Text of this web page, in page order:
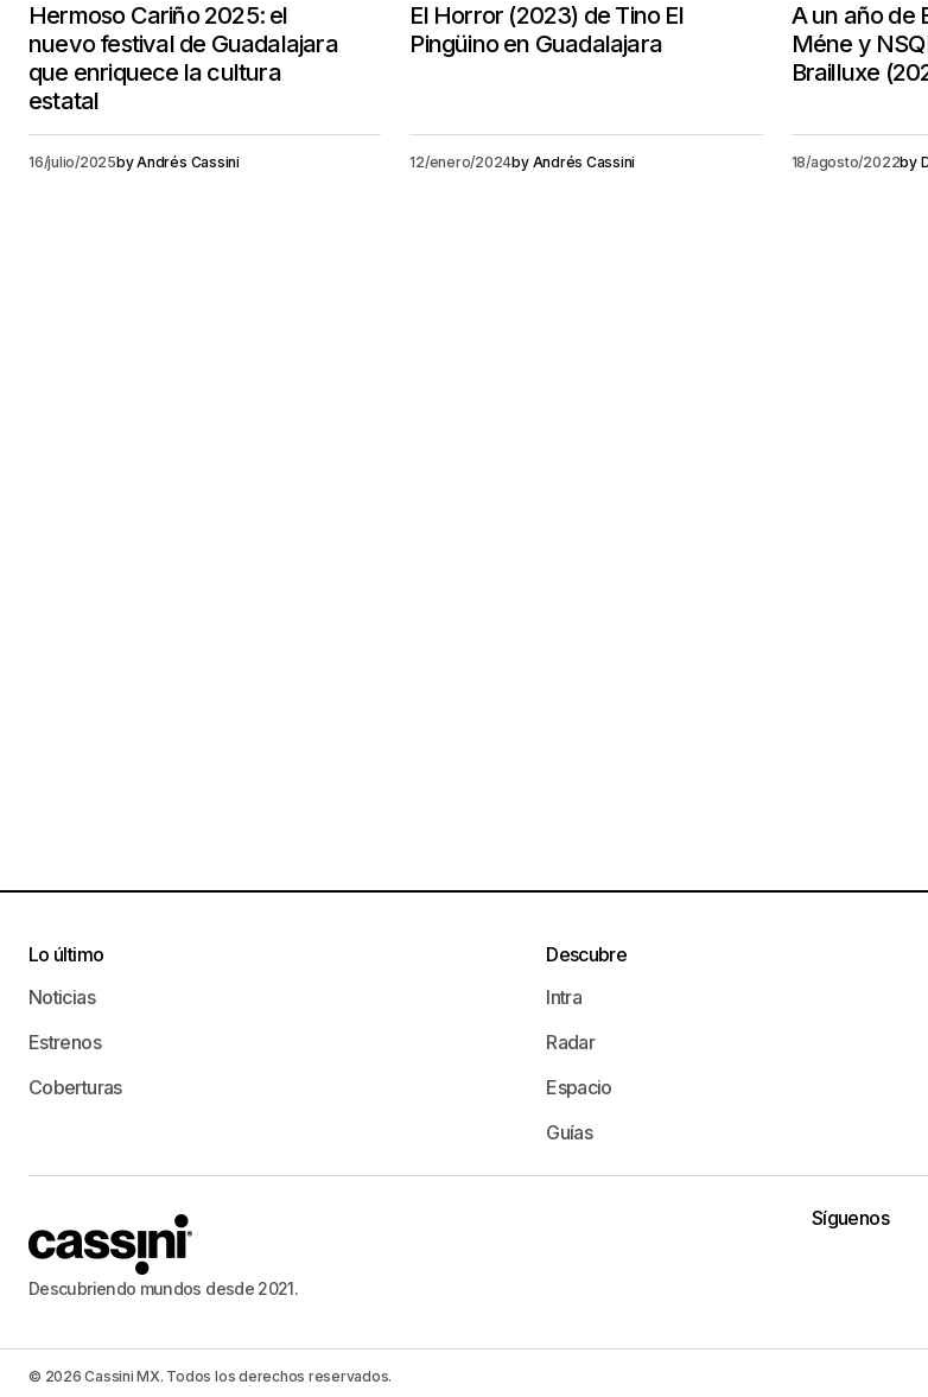
Hermoso Cariño 2025: el
nuevo festival de Guadalajara
que enriquece la cultura
estatal
16/julio/2025byAndrés Cassini
El Horror (2023) de Tino El
Pingüino en Guadalajara
12/enero/2024by Andrés Cassini
A un año de
Méne y
Brailluxe
18/agosto/2022by
Descubriendo mundos desde 2021.
Lo último
Noticias
Estrenos
Coberturas
Descubre
Intra
Radar
Espacio
Guías
Síguenos
© 2026 Cassini MX. Todos los derechos reservados.